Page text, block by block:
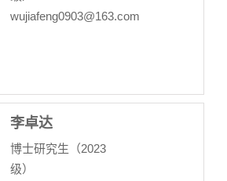
wujiafeng0903@163.com
李卓达
博士研究生（2023
级）